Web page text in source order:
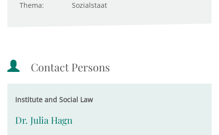
Thema:
Sozialstaat
Contact Persons
Institute and Social Law
Dr. Julia Hagn